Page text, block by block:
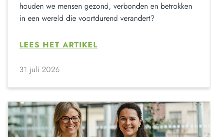
houden we mensen gezond, verbonden en betrokken
in een wereld die voortdurend verandert?
LEES HET ARTIKEL
31 juli 2026